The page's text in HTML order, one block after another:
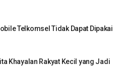
Telkomsel Tidak Dapat Dipakai
Khayalan Rakyat Kecil yang Jadi